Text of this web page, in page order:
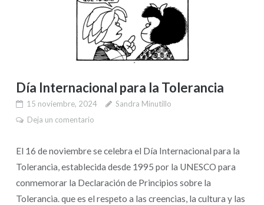
Día Internacional para la Tolerancia
15 noviembre, 2024
Sandra Minutillo
Deja un comentario
El 16 de noviembre se celebra el Día Internacional para la
Tolerancia, establecida desde 1995 por la UNESCO para
conmemorar la Declaración de Principios sobre la
Tolerancia. que es el respeto a las creencias, la cultura y las